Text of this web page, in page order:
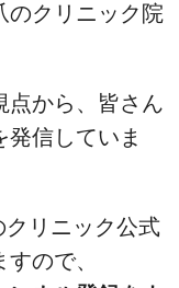
のクリニック院
点から、皆さん
信していま
クリニック公式
ので、